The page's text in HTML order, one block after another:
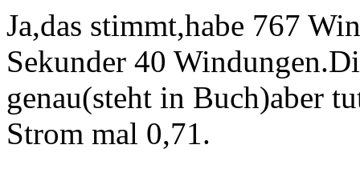
Ja,das stimmt,habe 767
Sekunder 40
genau(steht in Buch)aber
Strom mal 0,71.